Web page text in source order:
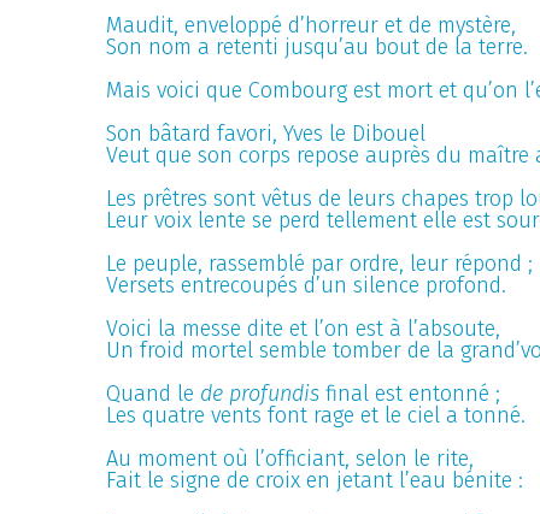
Maudit, enveloppé d’horreur et de mystère,
Son nom a retenti jusqu’au bout de la terre.
Mais voici que Combourg est mort et qu’on
Son bâtard favori, Yves le Dibouel
Veut que son corps repose auprès du maître
Les prêtres sont vêtus de leurs chapes trop
Leur voix lente se perd tellement elle est
Le peuple, rassemblé par ordre, leur répond ;
Versets entrecoupés d’un silence profond.
Voici la messe dite et l’on est à l’absoute,
Un froid mortel semble tomber de la
Quand le de profundis final est entonné ;
Les quatre vents font rage et le ciel a tonné.
Au moment où l’officiant, selon le rite,
Fait le signe de croix en jetant l’eau bénite :